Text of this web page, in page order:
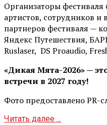
Организаторы фестиваля
артистов, сотрудников и
партнеров фестиваля —
Яндекс Путешествия,
Ruslaser, DS Proaudio,
«Дикая Мята-2026» —
встречи в 2027 году!
Фото предоставлено PR-
Читать далее ...